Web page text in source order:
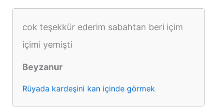
cok teşekkür ederim sabahtan beri içim
içimi yemişti
Beyzanur
Rüyada kardeşini kan içinde görmek